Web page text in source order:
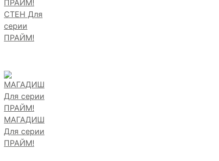
СТЕН Для
серии
ПРАЙМ!
МАГАДИШ
Для серии
ПРАЙМ!